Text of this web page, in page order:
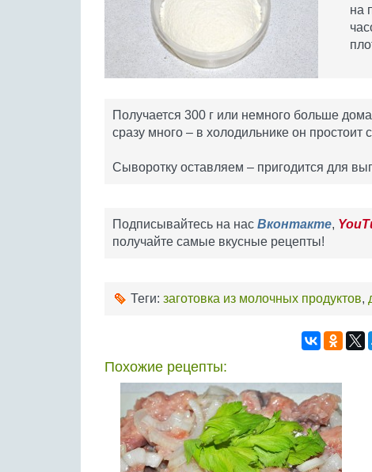
на
Получается 300 г или немного больше
сразу много – в холодильнике он
Сыворотку оставляем – пригодится для
Подписывайтесь на нас Вконтакте,
получайте самые вкусные рецепты!
Теги: заготовка из молочных продуктов,
Похожие рецепты: